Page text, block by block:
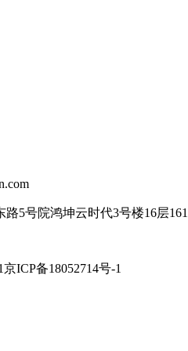
5号院鸿坤云时代3号楼16层
ICP备18052714号-1